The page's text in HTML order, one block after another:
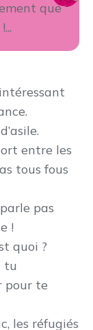
que
entre les
tous fous
pas
!
quoi ?
tu
pour te
les réfugiés